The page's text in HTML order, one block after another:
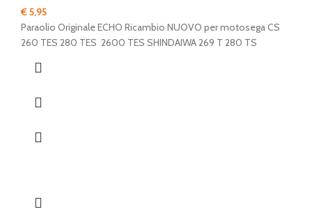
€5,95
Paraolio Originale ECHO Ricambio NUOVO per motosega CS
260 TES 280 TES 2600 TES SHINDAIWA 269 T 280 TS